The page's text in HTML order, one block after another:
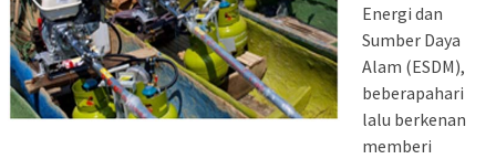
Energi dan
Sumber Daya
Alam (ESDM),
beberapahari
lalu berkenan
memberi